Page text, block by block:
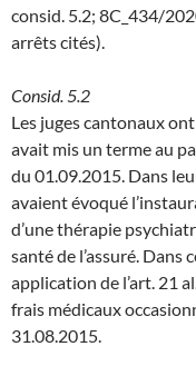
consid. 5.2; 8C_434/
arrêts cités).
Consid. 5.2
Les juges cantonaux
avait mis un terme au
du 01.09.2015. Dans
avaient évoqué
d’une thérapie
santé de l’assuré.
application de l’art. 21
frais médicaux
31.08.2015.